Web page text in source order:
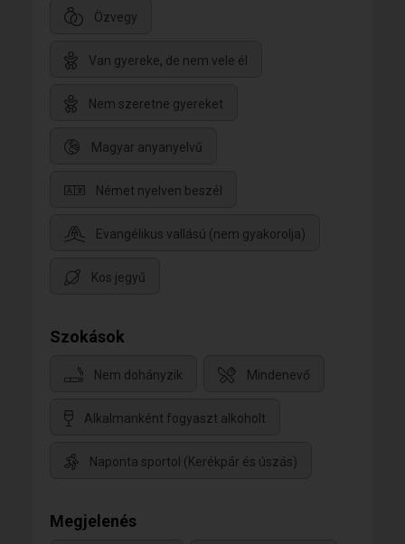
Özvegy
Van gyereke, de nem vele él
Nem szeretne gyereket
Magyar anyanyelvű
Német nyelven beszél
Evangélikus vallású (nem gyakorolja)
Kos jegyű
Szokások
Nem dohányzik Mindenevő
Alkalmanként fogyaszt alkoholt
Naponta sportol (Kerékpár és úszás)
Megjelenés